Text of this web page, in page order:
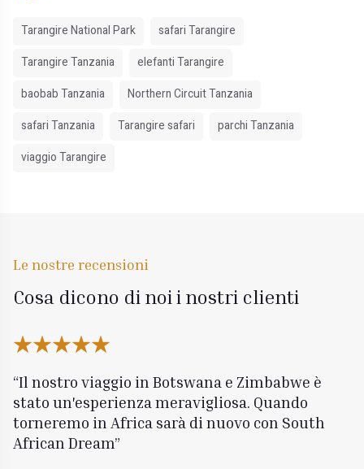
Tarangire National Park
safari Tarangire
Tarangire Tanzania
elefanti Tarangire
baobab Tanzania
Northern Circuit Tanzania
safari Tanzania
Tarangire safari
parchi Tanzania
viaggio Tarangire
Le nostre recensioni
Cosa dicono di noi i nostri clienti
Il nostro viaggio in Botswana e Zimbabwe è
stato un'esperienza meravigliosa. Quando
torneremo in Africa sarà di nuovo con South
African Dream